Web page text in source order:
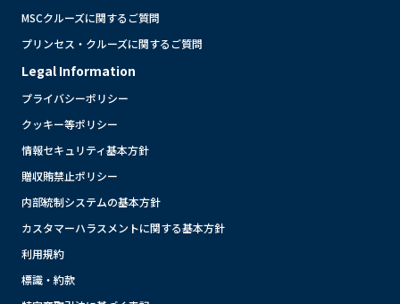
MSCクルーズに関するご質問
プリンセス・クルーズに関するご質問
Legal Information
プライバシーポリシー
クッキー等ポリシー
情報セキュリティ基本方針
贈収賄禁止ポリシー
内部統制システムの基本方針
カスタマーハラスメントに関する基本方針
利用規約
標識・約款